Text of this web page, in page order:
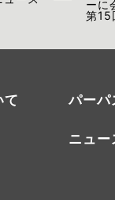
ーに
第15
て パーパ
ニュー